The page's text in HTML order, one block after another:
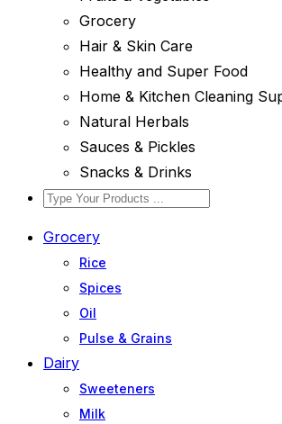
Grocery
Hair & Skin Care
Healthy and Super Food
Home & Kitchen Cleaning
Natural Herbals
Sauces & Pickles
Snacks & Drinks
Grocery
Rice
Spices
Oil
Pulse & Grains
Dairy
Sweeteners
Milk